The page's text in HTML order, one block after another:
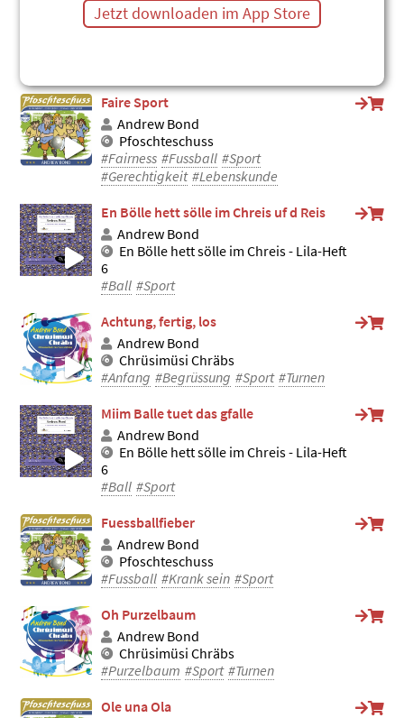
Nume es Spiel
Andrew Bond
Faire Sport
Andrew Bond
Pfoschteschuss
#Fairness #Fussball #Sport
#Gerechtigkeit #Lebenskunde
En Bölle hett sölle im Chreis uf d Reis
Andrew Bond
En Bölle hett sölle im Chreis - Lila-Heft
6
#Ball #Sport
Achtung, fertig, los
Andrew Bond
Chrüsimüsi Chräbs
#Anfang #Begrüssung #Sport #Turnen
Miim Balle tuet das gfalle
Andrew Bond
En Bölle hett sölle im Chreis - Lila-Heft
6
#Ball #Sport
Fuessballfieber
Andrew Bond
Pfoschteschuss
#Fussball #Krank sein #Sport
Oh Purzelbaum
Andrew Bond
Chrüsimüsi Chräbs
#Purzelbaum #Sport #Turnen
Ole una Ola
Jetzt downloaden im App Store